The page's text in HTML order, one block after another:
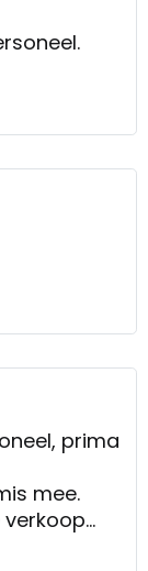
personeel.
prima
mee.
verkoop